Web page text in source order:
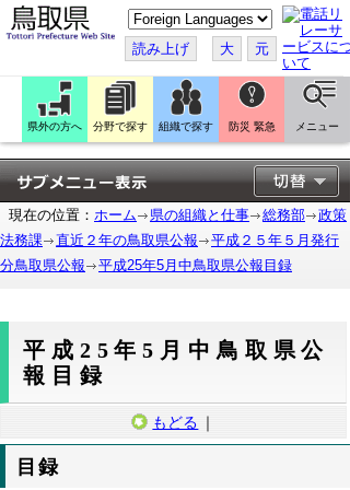
こ
の
ペ
ー
ジ
翻
訳
す
る
読み上げ 大 元
県外の方へ 分野で探す 組織で探す 防災 緊急 メニュー
現在の位置： ホーム 県の組織と仕事 総務部
政策
法務課
直近２年の鳥取県公報
平成２５年５月発行
分鳥取県公報
平成25年5月中鳥取県公報目録
平成25年5月中鳥取県公
報目録
もどる ｜
目録